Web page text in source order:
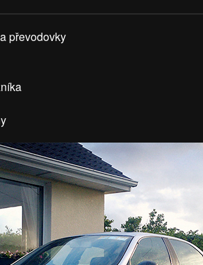
převodovky